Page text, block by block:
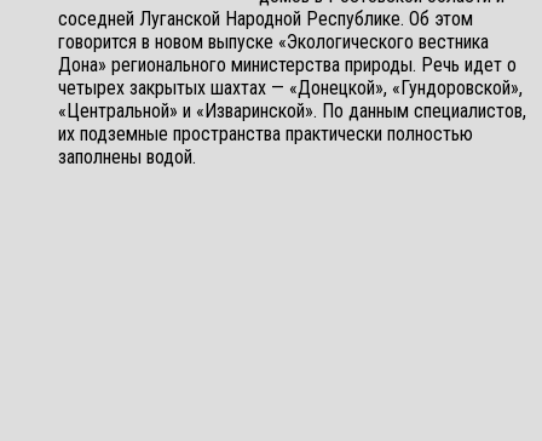
соседней Луганской Народной Республике. Об этом
говорится в новом выпуске «Экологического вестника
Дона» регионального министерства природы. Речь идет о
четырех закрытых шахтах — «Донецкой», «Гундоровской»,
«Центральной» и «Изваринской». По данным специалистов,
их подземные пространства практически полностью
заполнены водой.